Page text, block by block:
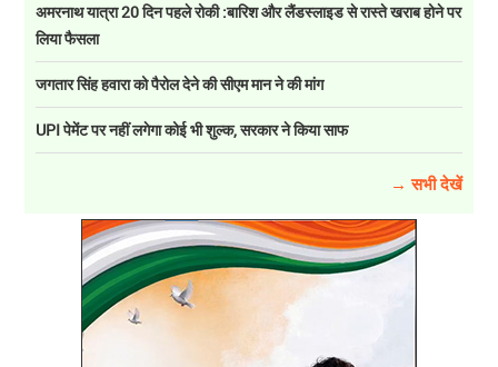
अमरनाथ यात्रा 20 दिन पहले रोकी :बारिश और लैंडस्लाइड से रास्ते खराब होने पर
लिया फैसला
जगतार सिंह हवारा को पैरोल देने की सीएम मान ने की मांग
UPI पेमेंट पर नहीं लगेगा कोई भी शुल्क, सरकार ने किया साफ
→ सभी देखें